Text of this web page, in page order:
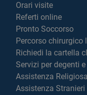
Orari visite
Referti online
Pronto Soccorso
Percorso chirurgico
Richiedi la cartella
Servizi per degenti
Assistenza Religiosa
Assistenza Stranieri